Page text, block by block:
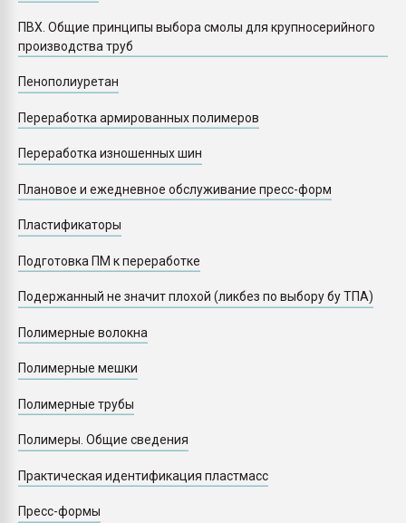
ПВХ. Общие принципы выбора смолы для крупносерийного
производства труб
Пенополиуретан
Переработка армированных полимеров
Переработка изношенных шин
Плановое и ежедневное обслуживание пресс-форм
Пластификаторы
Подготовка ПМ к переработке
Подержанный не значит плохой (ликбез по выбору бу ТПА)
Полимерные волокна
Полимерные мешки
Полимерные трубы
Полимеры. Общие сведения
Практическая идентификация пластмасс
Пресс-формы